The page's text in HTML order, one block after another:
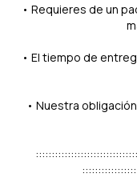
• Requieres de un
• El tiempo de
• Nuestra